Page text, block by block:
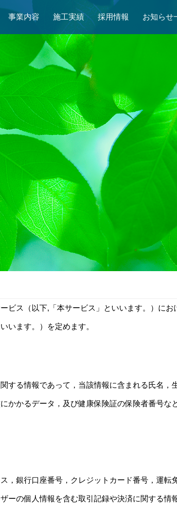
事業内容 施工実績 採用情報 お知らせ
ビス（以下,「本サービス」といいます。）にお
います。）を定めます。
する情報であって，当該情報に含まれる氏名，
かかるデータ，及び健康保険証の保険者番号な
，銀行口座番号，クレジットカード番号，運転
ーの個人情報を含む取引記録や決済に関する情